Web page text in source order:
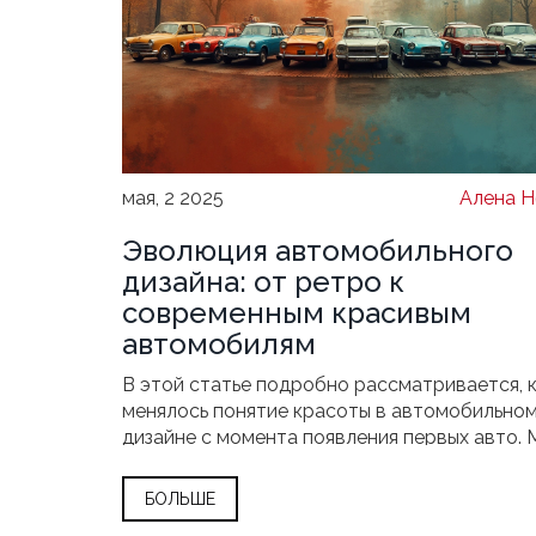
мая, 2 2025 Алена
Эволюция автомобильного
дизайна: от ретро к
современным красивым
автомобилям
В этой статье подробно рассматривается,
менялось понятие красоты в автомобильном
дизайне с момента появления первых авто.
ключевые школы дизайна и узнаем, как они
на то, какими мы видим машины сегодня.
БОЛЬШЕ